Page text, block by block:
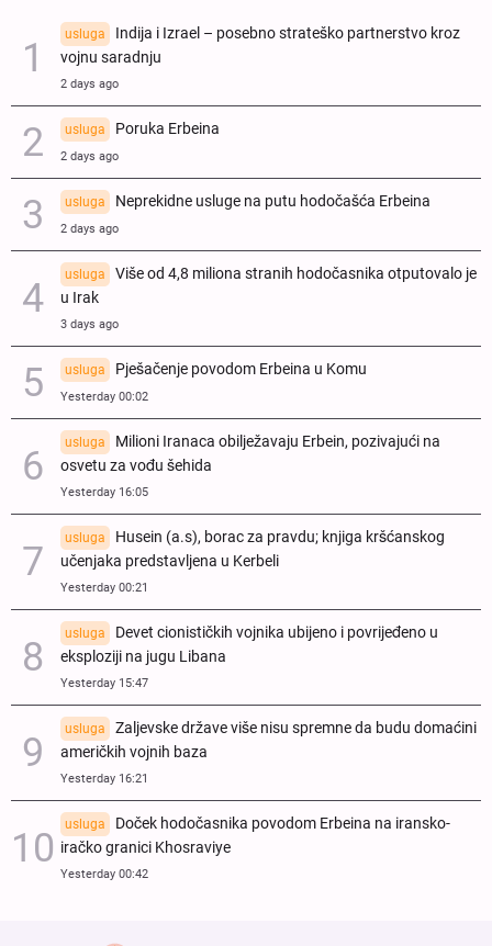
usluga
Indija i Izrael – posebno strateško partnerstvo kroz
vojnu saradnju
2 days ago
usluga Poruka Erbeina
2 days ago
usluga Neprekidne usluge na putu hodočašća Erbeina
2 days ago
usluga
Više od 4,8 miliona stranih hodočasnika otputovalo je
u Irak
3 days ago
usluga Pješačenje povodom Erbeina u Komu
Yesterday 00:02
usluga
Milioni Iranaca obilježavaju Erbein, pozivajući na
osvetu za vođu šehida
Yesterday 16:05
usluga
Husein (a.s), borac za pravdu; knjiga kršćanskog
učenjaka predstavljena u Kerbeli
Yesterday 00:21
usluga
Devet cionističkih vojnika ubijeno i povrijeđeno u
eksploziji na jugu Libana
Yesterday 15:47
usluga
Zaljevske države više nisu spremne da budu domaćini
američkih vojnih baza
Yesterday 16:21
usluga
Doček hodočasnika povodom Erbeina na iransko-
iračko granici Khosraviye
Yesterday 00:42